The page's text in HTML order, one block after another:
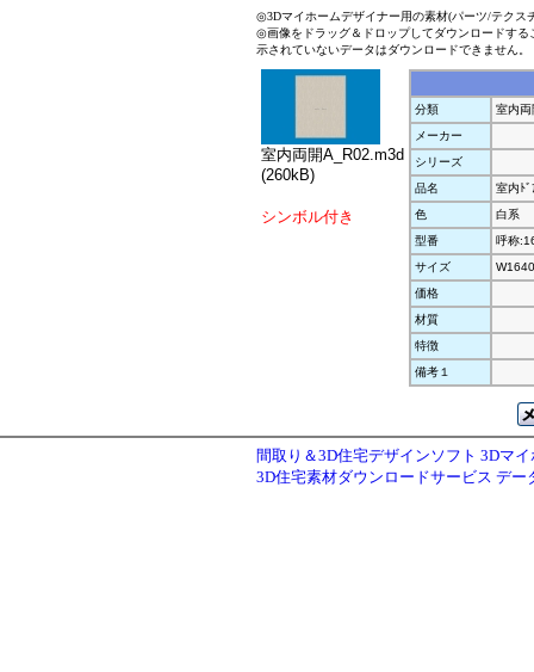
◎3Dマイホームデザイナー用の素材(パーツ/テクス
◎画像をドラッグ＆ドロップしてダウンロードす
示されていないデータはダウンロードできません。
室内両開A_R02.m3d
(260kB)
シンボル付き
分類
室内両
メーカー
シリーズ
品名
室内ﾄ
色
白系
型番
呼称
サイズ
価格
材質
特徴
備考１
間取り＆3D住宅デザインソフト 3Dマ
3D住宅素材ダウンロードサービス デー